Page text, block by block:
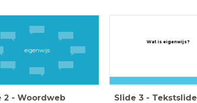
eigenwijs
2 - Woordweb
Wat is eigenwijs?
Slide 3 - Tekstslide